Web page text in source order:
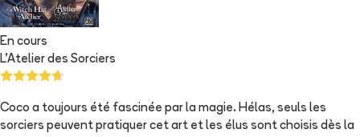
En cours
L'Atelier des Sorciers
Coco a toujours été fascinée par la magie. Hélas, seuls les
sorciers peuvent pratiquer cet art et les élus sont choisis dès la